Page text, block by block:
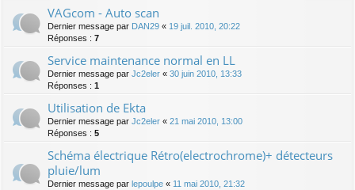
VAGcom - Auto scan
Dernier message par DAN29 « 19 juil. 2010, 20:22
Réponses : 7
Service maintenance normal en LL
Dernier message par Jc2eler « 30 juin 2010, 13:33
Réponses : 1
Utilisation de Ekta
Dernier message par Jc2eler « 21 mai 2010, 13:00
Réponses : 5
Schéma électrique Rétro(electrochrome)+ détecteurs
pluie/lum
Dernier message par lepoulpe « 11 mai 2010, 21:32